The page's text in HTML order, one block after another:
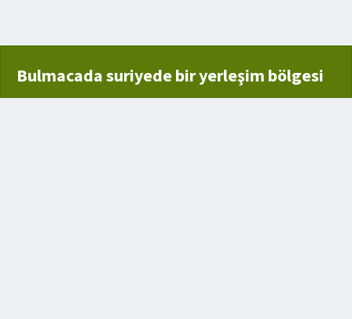
Bulmacada suriyede bir yerleşim bölgesi